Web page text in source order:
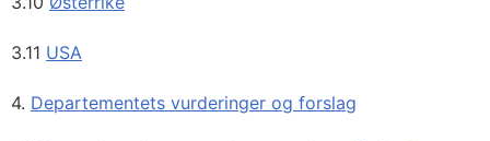
3.11 USA
4. Departementets vurderinger og forslag